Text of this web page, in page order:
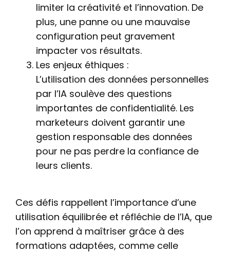
limiter la créativité et l’innovation. De
plus, une panne ou une mauvaise
configuration peut gravement
impacter vos résultats.
Les enjeux éthiques :
L’utilisation des données personnelles
par l’IA soulève des questions
importantes de confidentialité. Les
marketeurs doivent garantir une
gestion responsable des données
pour ne pas perdre la confiance de
leurs clients.
Ces défis rappellent l’importance d’une
utilisation équilibrée et réfléchie de l’IA, que
l’on apprend à maîtriser grâce à des
formations adaptées, comme celle